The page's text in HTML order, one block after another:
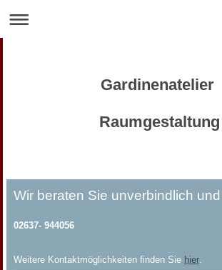
Gardinenatelier
Raumgestaltung
Wir beraten Sie unverbindlich
02637- 944056
Weitere Kontaktmöglichkeiten finden Sie hier.